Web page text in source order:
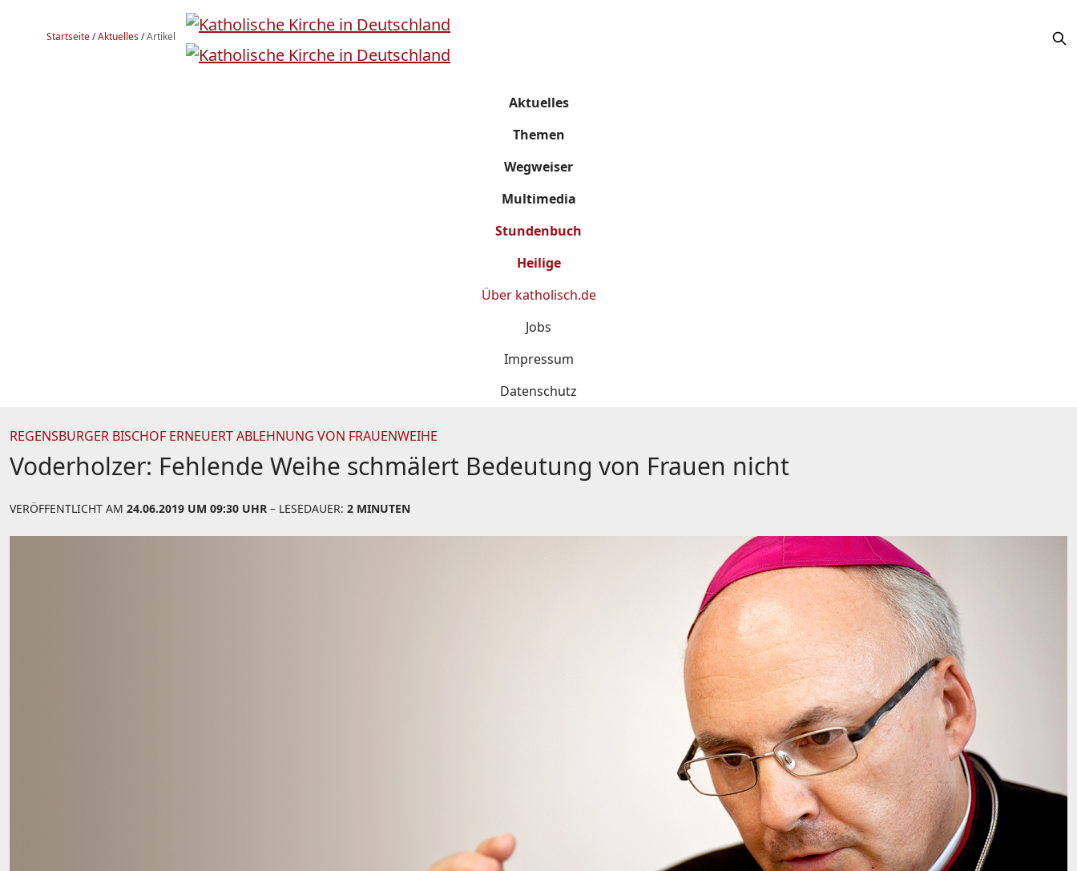
Startseite/Aktuelles/Artikel
Aktuelles
Themen
Wegweiser
Multimedia
Stundenbuch
Heilige
Über katholisch.de
Jobs
Impressum
Datenschutz
REGENSBURGER BISCHOF ERNEUERT ABLEHNUNG VON FRAUENWEIHE
Voderholzer: Fehlende Weihe schmälert Bedeutung von Frauen nicht
VERÖFFENTLICHT AM 24.06.2019 UM 09:30 UHR – LESEDAUER: 2 MINUTEN